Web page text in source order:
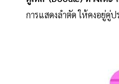
การแสดงลำตัด ให้คงอยู่คู่